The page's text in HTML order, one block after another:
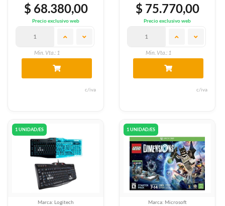
$ 68.380,00
Precio exclusivo web
Min. Vta.: 1
c/iva
$ 75.770,00
Precio exclusivo web
Min. Vta.: 1
c/iva
1 UNIDAD/ES
Marca: Logitech
1 UNIDAD/ES
Marca: Microsoft